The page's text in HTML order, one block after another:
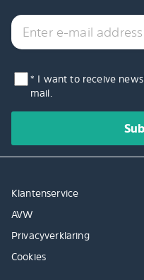
* I want to receive
mail.
Klantenservice
AVW
Privacyverklaring
Cookies